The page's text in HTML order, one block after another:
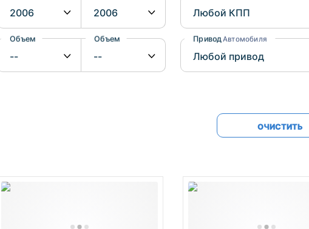
Mitsubishi
Suzuki
Daihatsu
Объем от Объем до Привод Автомобиля
ОЧИСТИТЬ